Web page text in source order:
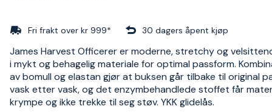
Fri frakt over kr 999* 30 dagers åpent kjøp
James Harvest Officerer er moderne, stretchy og
i mykt og behagelig materiale for optimal passform.
av bomull og elastan gjør at buksen går tilbake til original
vask etter vask, og det enzymbehandlede stoffet får
krympe og ikke trekke til seg støv. YKK glidelås.